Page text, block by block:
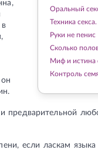
Оральный
Техника
Руки не пенис
Сколько
Миф и истина
Контроль
предварительной
если ласкам